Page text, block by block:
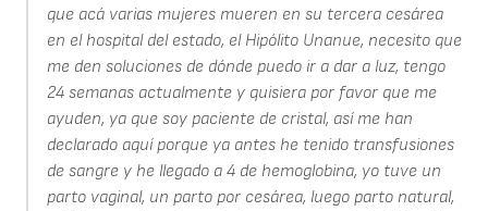
que acá varias mujeres mueren en su tercera cesárea
en el hospital del estado, el Hipólito Unanue, necesito que
me den soluciones de dónde puedo ir a dar a luz, tengo
24 semanas actualmente y quisiera por favor que me
ayuden, ya que soy paciente de cristal, así me han
declarado aquí porque ya antes he tenido transfusiones
de sangre y he llegado a 4 de hemoglobina, yo tuve un
parto vaginal, un parto por cesárea, luego parto natural,